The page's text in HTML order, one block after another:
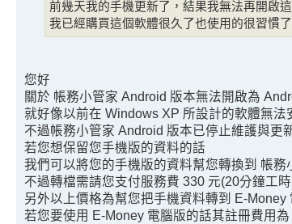
前幾天我的手機更新了，結果我無法再開啟
我已經購買這個軟體很久了也使用的很習慣
您好
關於 帳務小管家 Android 版本無法開啟為
就好像以前在 Windows XP 所設計的軟體無
不過帳務小管家 Android 版本已停止維護與更
若您想保留您手機版的資料的話
我們可以將您的手機版的資料幫您轉換到 帳務
不過轉檔需請您支付服務費 330 元(20分鐘工
另外以上價格為幫您把手機資料轉到 E-
若您要使用 E-Money 電腦版的話其註冊費用